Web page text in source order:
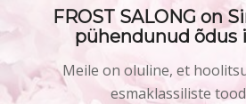
FROST SALONG on
pühendunud õdus
Meile on oluline, et
esmaklassiliste